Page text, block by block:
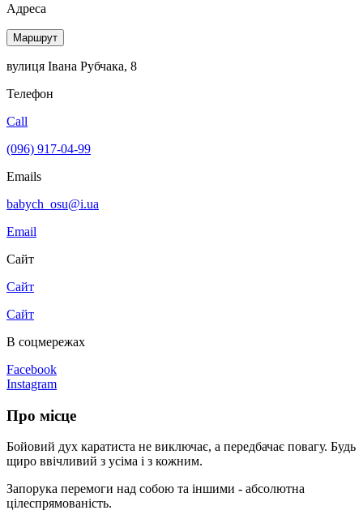
Адреса
Маршрут
вулиця Івана Рубчака, 8
Телефон
Call
(096) 917-04-99
Emails
babych_osu@i.ua
Email
Сайт
Сайт
Сайт
В соцмережах
Facebook
Instagram
Про місце
Бойовий дух каратиста не виключає, а передбачає повагу. Будь
щиро ввічливий з усіма і з кожним.
Запорука перемоги над собою та іншими - абсолютна
цілеспрямованість.